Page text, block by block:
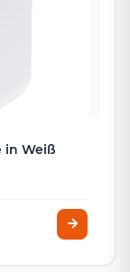
in Weiß